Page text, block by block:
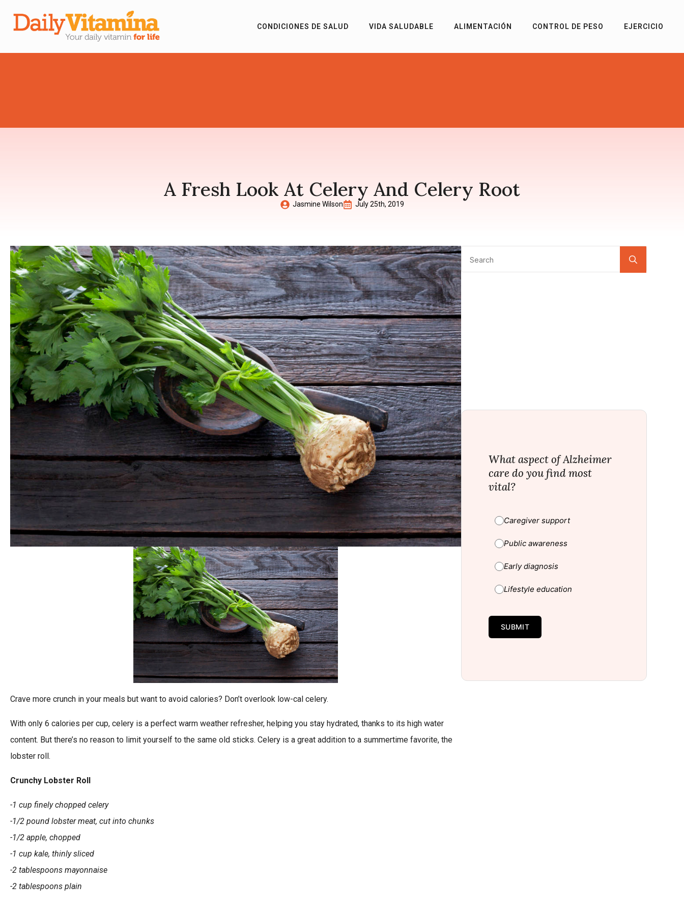
CONDICIONES DE SALUD VIDA SALUDABLE ALIMENTACIÓN CONTROL DE PESO EJERCICIO
A Fresh Look At Celery And Celery Root
Jasmine Wilson July 25th, 2019
Crave more crunch in your meals but want to avoid calories? Don’t overlook low-cal celery.
With only 6 calories per cup, celery is a perfect warm weather refresher, helping you stay hydrated, thanks to its high water
content. But there’s no reason to limit yourself to the same old sticks. Celery is a great addition to a summertime favorite, the
lobster roll.
Crunchy Lobster Roll
-1 cup finely chopped celery
-1/2 pound lobster meat, cut into chunks
-1/2 apple, chopped
-1 cup kale, thinly sliced
-2 tablespoons mayonnaise
-2 tablespoons plain
What aspect of Alzheimer
care do you find most
vital?
Caregiver support
Public awareness
Early diagnosis
Lifestyle education
SUBMIT